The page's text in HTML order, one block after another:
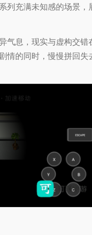
列充满未知感的场景，
气息，现实与虚构交错
情的同时，慢慢拼回失